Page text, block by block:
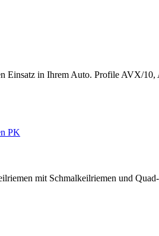
Einsatz in Ihrem Auto. Profile AVX/
PK
mit Schmalkeilriemen und